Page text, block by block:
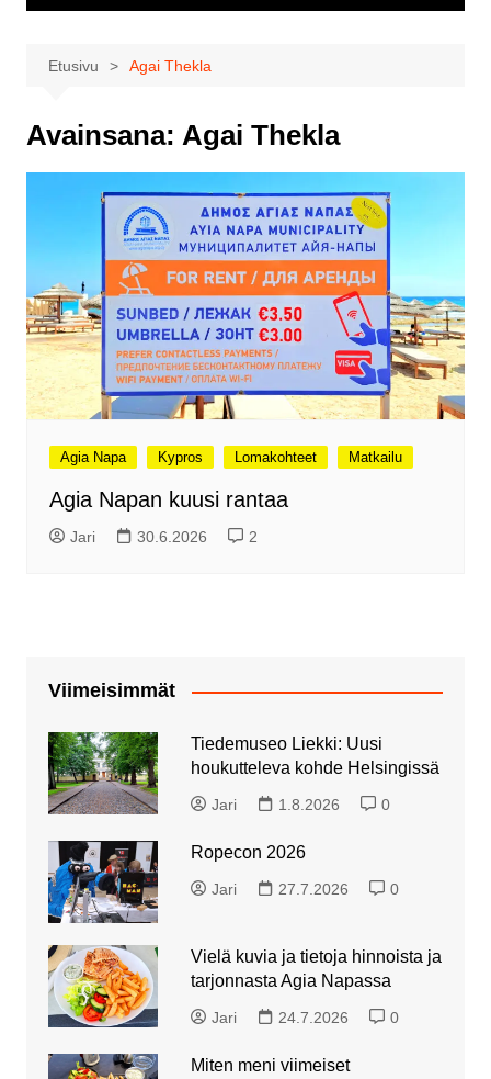
Etusivu Agai Thekla
Avainsana: Agai Thekla
Agia Napa Kypros Lomakohteet Matkailu
Agia Napan kuusi rantaa
Jari 30.6.2026 2
Viimeisimmät
Tiedemuseo Liekki: Uusi
houkutteleva kohde Helsingissä
Jari 1.8.2026 0
Ropecon 2026
Jari 27.7.2026 0
Vielä kuvia ja tietoja hinnoista ja
tarjonnasta Agia Napassa
Jari 24.7.2026 0
Miten meni viimeiset